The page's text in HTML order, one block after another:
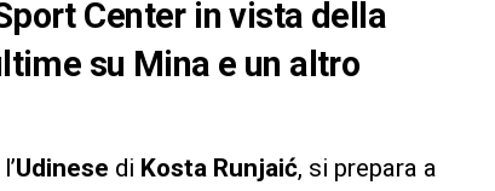
Center in vista della
su Mina e un altro
Udinese di Kosta Runjaić, si prepara a